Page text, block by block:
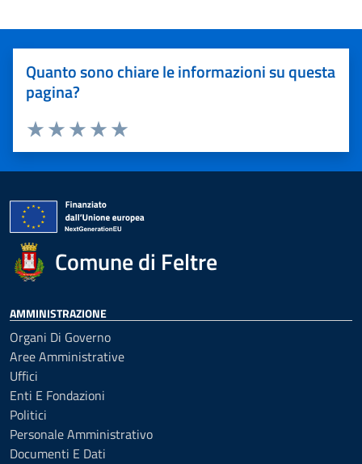
Quanto sono chiare le informazioni su questa
pagina?
Valuta 5 stelle su 5
Valuta 4 stelle su 5
Valuta 3 stelle su 5
Valuta 2 stelle su 5
Valuta 1 stelle su 5
Comune di Feltre
AMMINISTRAZIONE
Organi Di Governo
Aree Amministrative
Uffici
Enti E Fondazioni
Politici
Personale Amministrativo
Documenti E Dati